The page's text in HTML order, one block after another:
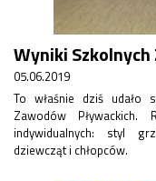
Wyniki
05.06.2019
To właśnie dziś udało
Zawodów Pływackich.
indywidualnych: styl
dziewcząt i chłopców.